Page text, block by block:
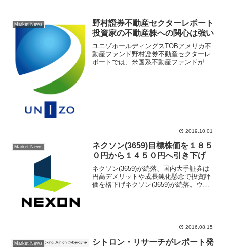
Market News
野村證券不動産セクターレポート
投資家の不動産株への関心は強い
ユニゾホールディングスTOBアメリカ不
動産ファンド野村證券不動産セクターレ
ポートでは、米国系不動産ファンドがユ
2019.10.01
Market News
ネクソン(3659)目標株価を１８５
０円から１４５０円へ引き下げ
ネクソン(3659)が続落、国内大手証券は
円高デメリットや成長鈍化懸念で投資評
価を格下げネクソン(3659)が続落。ウリ
2016.08.15
Market News
シトロン・リサーチがレポート発